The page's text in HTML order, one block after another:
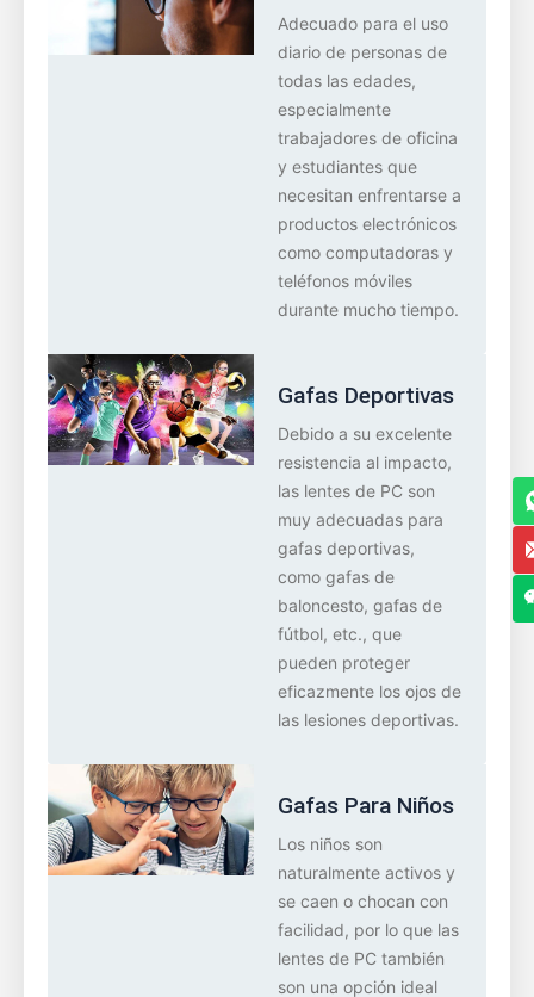
Adecuado para el uso
diario de personas de
todas las edades,
especialmente
trabajadores de oficina
y estudiantes que
necesitan enfrentarse a
productos electrónicos
como computadoras y
teléfonos móviles
durante mucho tiempo.
Gafas Deportivas
Debido a su excelente
resistencia al impacto,
las lentes de PC son
muy adecuadas para
gafas deportivas,
como gafas de
baloncesto, gafas de
fútbol, ​​etc., que
pueden proteger
eficazmente los ojos de
las lesiones deportivas.
Gafas Para Niños
Los niños son
naturalmente activos y
se caen o chocan con
facilidad, por lo que las
lentes de PC también
son una opción ideal